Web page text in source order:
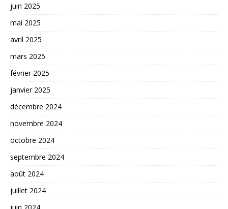
juin 2025
mai 2025
avril 2025
mars 2025
février 2025
janvier 2025
décembre 2024
novembre 2024
octobre 2024
septembre 2024
août 2024
juillet 2024